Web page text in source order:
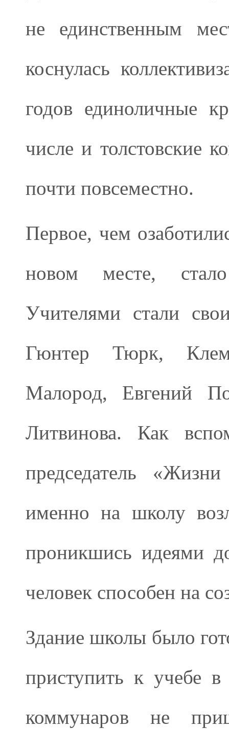
не единственным
коснулась
годов единоличные
числе и толстовские
почти повсеместно.
Первое, чем
новом месте,
Учителями стали
Гюнтер Тюрк,
Малород, Евгений
Литвинова. Как
председатель
именно на школу
проникшись идеями
человек способен на
Здание школы было
приступить к учебе
коммунаров не